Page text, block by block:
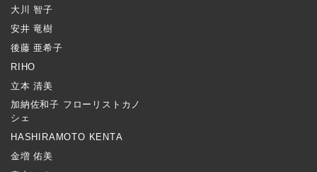
大川 智子
安井 竜樹
後藤 亜希子
RIHO
立本 清美
加納佐和子 フローリストカノ
シェ
HASHIRAMOTO KENTA
金増 佑美